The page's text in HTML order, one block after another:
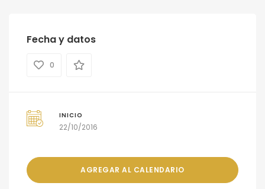
Fecha y datos
0
INICIO
22/10/2016
AGREGAR AL CALENDARIO